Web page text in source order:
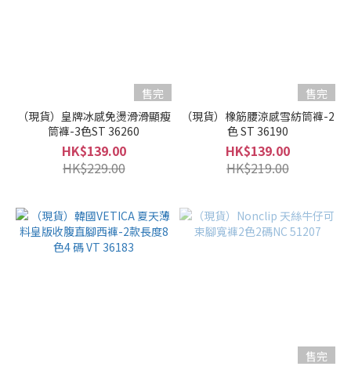
售完
（現貨）皇牌冰感免燙滑滑顯瘦
筒褲-3色ST 36260
HK$139.00
HK$229.00
售完
（現貨）橡筋腰涼感雪紡筒褲-2
色 ST 36190
HK$139.00
HK$219.00
售完